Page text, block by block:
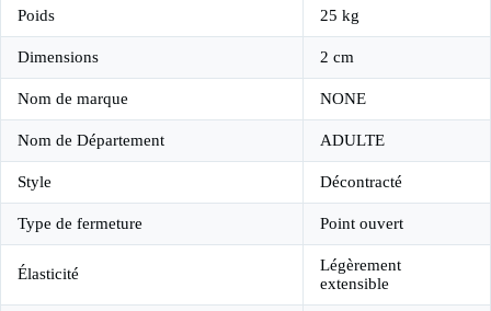
Poids 25 kg
Dimensions 2 cm
Nom de marque NONE
Nom de Département ADULTE
Style Décontracté
Type de fermeture Point ouvert
Élasticité
Légèrement
extensible